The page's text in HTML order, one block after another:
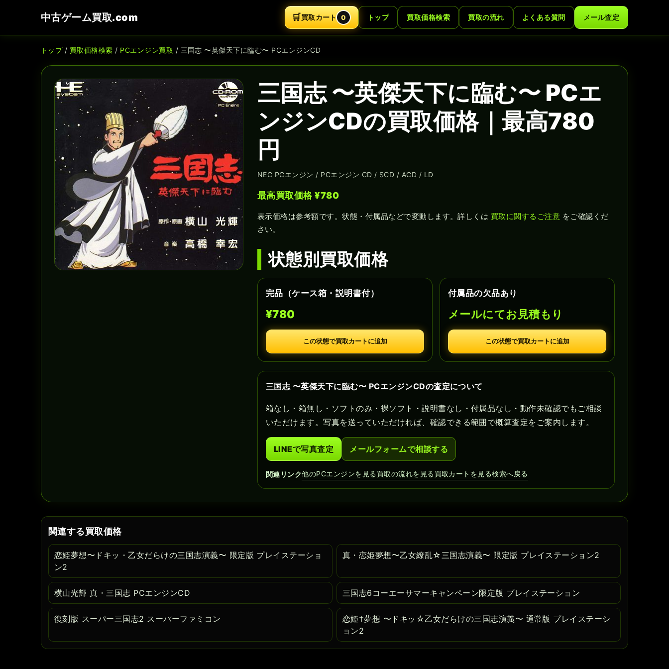
中古ゲーム買取.com 🛒買取カート 0 トップ 買取価格検索 買取の流れ よくある質問 メール査定
トップ/ 買取価格検索 / PCエンジン買取 / 三国志 〜英傑天下に臨む〜 PCエンジンCD
三国志 〜英傑天下に臨む〜 PCエ
ンジンCDの買取価格｜最高780
円
NEC PCエンジン / PCエンジン CD / SCD / ACD / LD
最高買取価格 ¥780
表示価格は参考額です。状態・付属品などで変動します。詳しくは 買取に関するご注意 をご確認くだ
さい。
状態別買取価格
完品（ケース箱・説明書付）
¥780
この状態で買取カートに追加
付属品の欠品あり
メールにてお見積もり
この状態で買取カートに追加
三国志 〜英傑天下に臨む〜 PCエンジンCDの査定について
箱なし・箱無し・ソフトのみ・裸ソフト・説明書なし・付属品なし・動作未確認でもご相談
いただけます。写真を送っていただければ、確認できる範囲で概算査定をご案内します。
LINEで写真査定 メールフォームで相談する
関連リンク他のPCエンジンを見る買取の流れを見る買取カートを見る検索へ戻る
関連する買取価格
恋姫夢想〜ドキッ・乙女だらけの三国志演義〜 限定版 プレイステーショ
ン2
真・恋姫夢想〜乙女繚乱☆三国志演義〜 限定版 プレイステーション2
横山光輝 真・三国志 PCエンジンCD 三国志6コーエーサマーキャンペーン限定版 プレイステーション
復刻版 スーパー三国志2 スーパーファミコン
恋姫†夢想 〜ドキッ☆乙女だらけの三国志演義〜 通常版 プレイステーシ
ョン2